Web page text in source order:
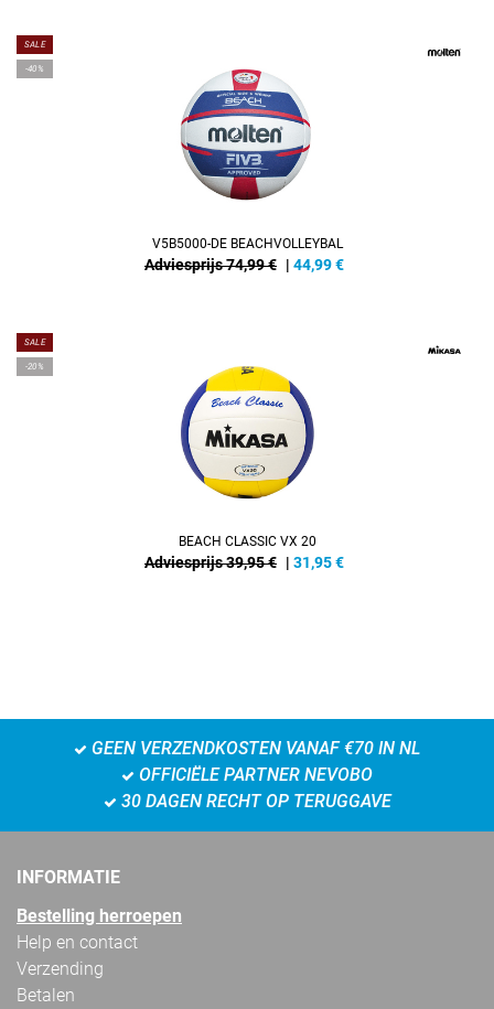
SALE
-40%
V5B5000-DE BEACHVOLLEYBAL
Adviesprijs 74,99 € | 44,99€
SALE
-20%
BEACH CLASSIC VX 20
Adviesprijs 39,95 € | 31,95€
GEEN VERZENDKOSTEN VANAF €70 IN NL
OFFICIËLE PARTNER NEVOBO
30 DAGEN RECHT OP TERUGGAVE
INFORMATIE
Bestelling herroepen
Help en contact
Verzending
Betalen